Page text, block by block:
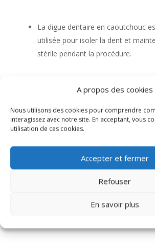
A propos des cookies
Nous utilisons des cookies pour comprendre
interagissez avec notre site. En acceptant, vous
utilisation de ces cookies.
Accepter et fermer
Refouser
En savoir plus
La digue dentaire en caoutchouc
utilisée pour isoler la dent et
stérile pendant la procédure.
4. Accès aux canaux :
retirant tout matériau d’obturation